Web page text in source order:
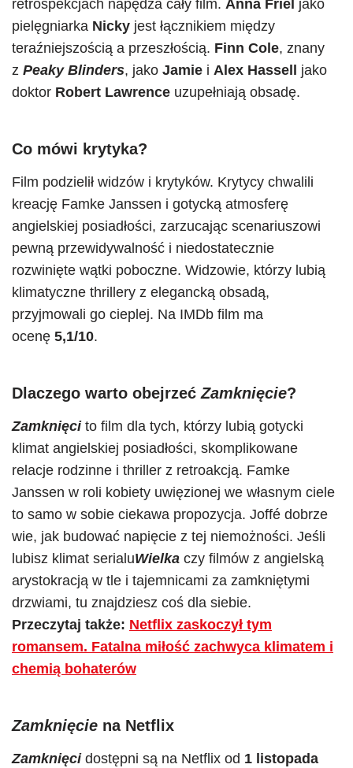
retrospekcjach napędza cały film. Anna Friel jako
pielęgniarka Nicky jest łącznikiem między
teraźniejszością a przeszłością. Finn Cole, znany
z Peaky Blinders, jako Jamie i Alex Hassell
jako
doktor Robert Lawrence uzupełniają obsadę.
Co mówi krytyka?
Film podzielił widzów i krytyków. Krytycy chwalili
kreację Famke Janssen i gotycką atmosferę
angielskiej posiadłości, zarzucając scenariuszowi
pewną przewidywalność i niedostatecznie
rozwinięte wątki poboczne. Widzowie, którzy lubią
klimatyczne thrillery z elegancką obsadą,
przyjmowali go cieplej. Na IMDb film ma
ocenę 5,1/10.
Dlaczego warto obejrzećZamknięcie?
Zamknięcito film dla tych, którzy lubią gotycki
klimat angielskiej posiadłości, skomplikowane
relacje rodzinne i thriller z retroakcją. Famke
Janssen w roli kobiety uwięzionej we własnym ciele
to samo w sobie ciekawa propozycja. Joffé dobrze
wie, jak budować napięcie z tej niemożności. Jeśli
lubisz klimat serialuWielka czy filmów z angielską
arystokracją w tle i tajemnicami za zamkniętymi
drzwiami, tu znajdziesz coś dla siebie.
Przeczytaj także: Netflix zaskoczył tym
romansem. Fatalna miłość zachwyca klimatem i
chemią bohaterów
Zamknięcie na Netflix
Zamknięcidostępni są na Netflix od 1 listopada